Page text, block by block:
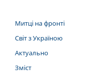
Митці на фронті
Світ з Україною
Актуально
Зміст